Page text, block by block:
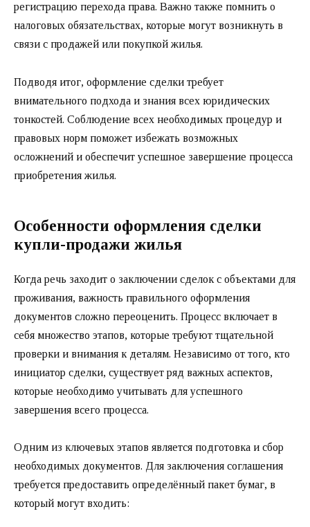
регистрацию перехода права. Важно также помнить о
налоговых обязательствах, которые могут возникнуть в
связи с продажей или покупкой жилья.
Подводя итог, оформление сделки требует
внимательного подхода и знания всех юридических
тонкостей. Соблюдение всех необходимых процедур и
правовых норм поможет избежать возможных
осложнений и обеспечит успешное завершение процесса
приобретения жилья.
Особенности оформления сделки
купли-продажи жилья
Когда речь заходит о заключении сделок с объектами для
проживания, важность правильного оформления
документов сложно переоценить. Процесс включает в
себя множество этапов, которые требуют тщательной
проверки и внимания к деталям. Независимо от того, кто
инициатор сделки, существует ряд важных аспектов,
которые необходимо учитывать для успешного
завершения всего процесса.
Одним из ключевых этапов является подготовка и сбор
необходимых документов. Для заключения соглашения
требуется предоставить определённый пакет бумаг, в
который могут входить: